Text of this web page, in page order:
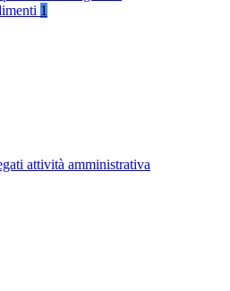
1
attività amministrativa